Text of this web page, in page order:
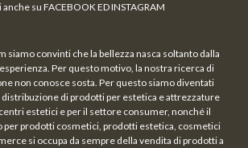
anche su FACEBOOK ED INSTAGRAM
siamo convinti che la bellezza nasca soltanto dalla
Per questo motivo, la nostra ricerca di
non conosce sosta. Per questo siamo diventati
distribuzione di prodotti per estetica e attrezzature
estetici e per il settore consumer, nonché il
prodotti cosmetici, prodotti estetica, cosmetici
si occupa da sempre della vendita di prodotti a